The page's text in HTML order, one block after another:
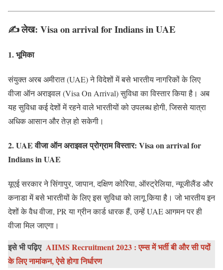
✍️लेख: Visa on arrival for Indians in UAE
1.भूमिका
संयुक्त अरब अमीरात (UAE) ने विदेशों में बसे भारतीय नागरिकों के लिए
वीजा ऑन अराइवल (Visa On Arrival) सुविधा का विस्तार किया है। अब
यह सुविधा कई देशों में रहने वाले भारतीयों को उपलब्ध होगी, जिससे यात्रा
अधिक आसान और तेज़ हो सकेगी।
2.UAE वीजा ऑन अराइवल प्रोग्राम विस्तार: Visa on arrival for
Indians in UAE
यूएई सरकार ने सिंगापुर, जापान, दक्षिण कोरिया, ऑस्ट्रेलिया, न्यूजीलैंड और
कनाडा में बसे भारतीयों के लिए इस सुविधा को लागू किया है। जो भारतीय इन
देशों के वैध वीजा, PR या ग्रीन कार्ड धारक हैं, उन्हें UAE आगमन पर ही
वीजा मिल जाएगा।
इसे भी पढ़िए AIIMS Recruitment 2023 : एम्स में भर्ती बी और सी पदों
के लिए नामांकन, ऐसे होगा निर्धारण